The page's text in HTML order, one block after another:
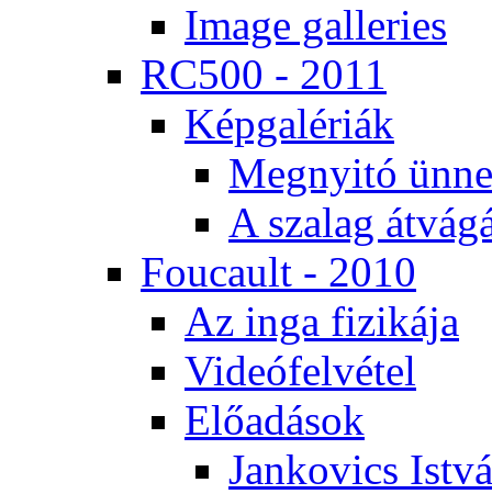
Image gal­le­ri­es
RC500 - 2011
Kép­ga­lé­ri­ák
Meg­nyi­tó
A sza­lag
Fo­u­ca­ult - 2010
Az in­ga fi­zi­ká­ja
Vi­de­ó­fel­vé­tel
Elő­adá­sok
Jan­ko­vics